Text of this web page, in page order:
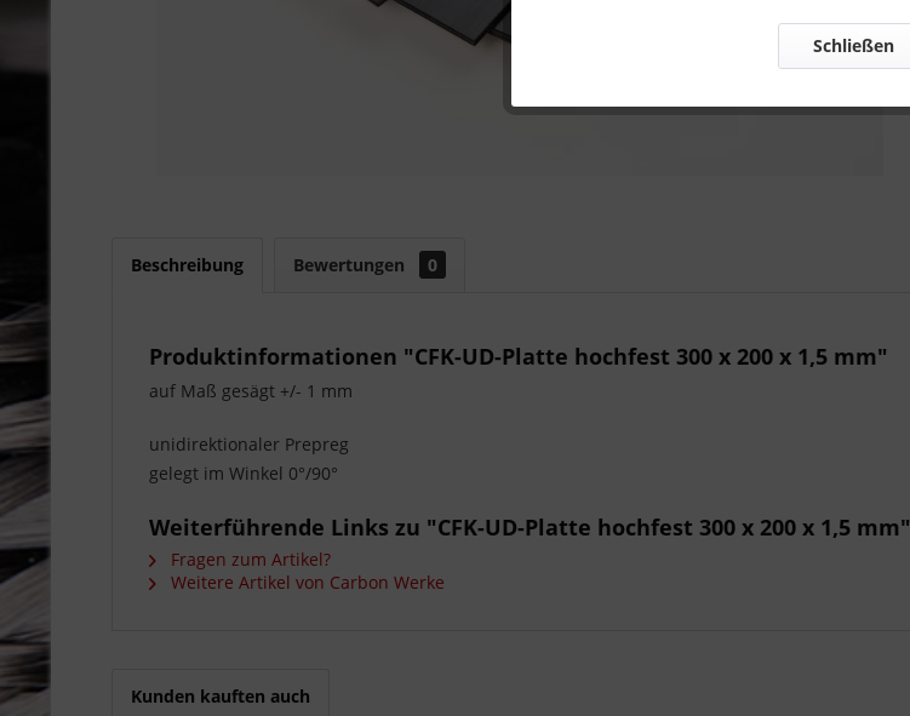
Beschreibung Bewertungen 0
Produktinformationen "CFK-UD-Platte hochfest 300 x 200 x 1,5 mm"
auf Maß gesägt +/- 1 mm
unidirektionaler Prepreg
gelegt im Winkel 0°/90°
Weiterführende Links zu "CFK-UD-Platte hochfest 300 x 200 x 1,5 mm"
Fragen zum Artikel?
Weitere Artikel von Carbon Werke
Kunden kauften auch
Schließen